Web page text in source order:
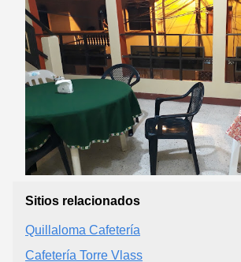
Sitios relacionados
Quillaloma Cafetería
Cafetería Torre Vlass